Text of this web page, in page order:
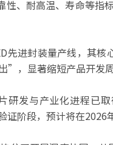
、耐高温、寿命等指
先进封装量产线，其
，显著缩短产品开发
研发与产业化进程已
阶段，预计将在2026